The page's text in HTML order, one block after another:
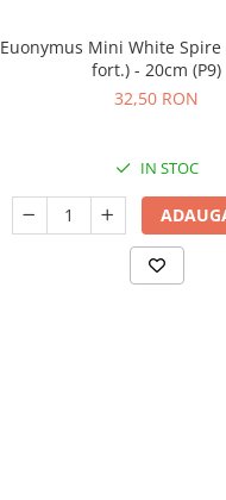
Euonymus Mini White Spire
fort.) - 20cm (P9)
32,50 RON
IN STOC